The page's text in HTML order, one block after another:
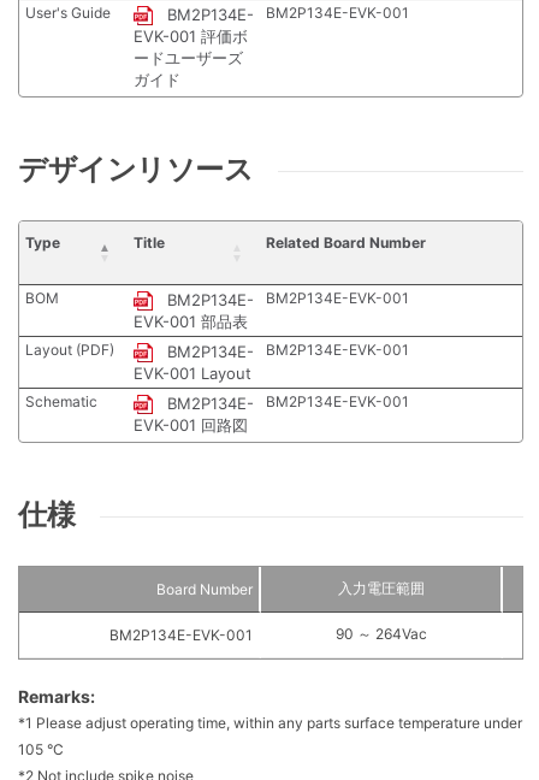
User's Guide
BM2P134E-
EVK-001 評価ボ
ードユーザーズ
ガイド
BM2P134E-EVK-001
デザインリソース
Type Title Related Board Number
BOM
BM2P134E-
EVK-001 部品表
BM2P134E-EVK-001
Layout (PDF)
BM2P134E-
EVK-001 Layout
BM2P134E-EVK-001
Schematic
BM2P134E-
EVK-001 回路図
BM2P134E-EVK-001
仕様
Board Number 入力電圧範囲
BM2P134E-EVK-001 90 ～ 264Vac
Remarks:
*1 Please adjust operating time, within any parts surface temperature under
105 °C
*2 Not include spike noise